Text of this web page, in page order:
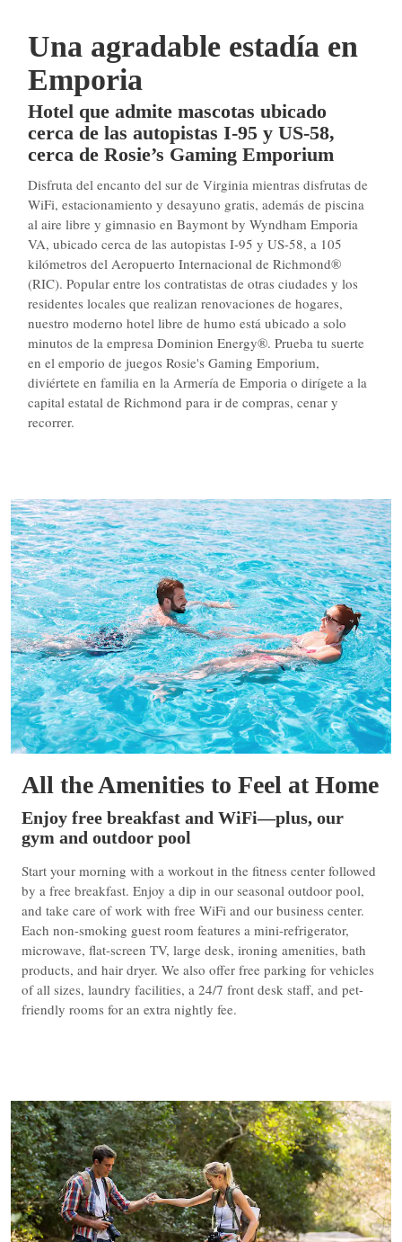
Una agradable estadía en
Emporia
Hotel que admite mascotas ubicado
cerca de las autopistas I-95 y US-58,
cerca de Rosie’s Gaming Emporium
Disfruta del encanto del sur de Virginia mientras disfrutas de
WiFi, estacionamiento y desayuno gratis, además de piscina
al aire libre y gimnasio en Baymont by Wyndham Emporia
VA, ubicado cerca de las autopistas I-95 y US-58, a 105
kilómetros del Aeropuerto Internacional de Richmond®
(RIC). Popular entre los contratistas de otras ciudades y los
residentes locales que realizan renovaciones de hogares,
nuestro moderno hotel libre de humo está ubicado a solo
minutos de la empresa Dominion Energy®. Prueba tu suerte
en el emporio de juegos Rosie's Gaming Emporium,
diviértete en familia en la Armería de Emporia o dirígete a la
capital estatal de Richmond para ir de compras, cenar y
recorrer.
All the Amenities to Feel at Home
Enjoy free breakfast and WiFi—plus, our
gym and outdoor pool
Start your morning with a workout in the fitness center followed
by a free breakfast. Enjoy a dip in our seasonal outdoor pool,
and take care of work with free WiFi and our business center.
Each non-smoking guest room features a mini-refrigerator,
microwave, flat-screen TV, large desk, ironing amenities, bath
products, and hair dryer. We also offer free parking for vehicles
of all sizes, laundry facilities, a 24/7 front desk staff, and pet-
friendly rooms for an extra nightly fee.